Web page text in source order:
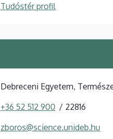
Tudóstér profil
Debreceni Egyetem,
+36 52 512 900 22816
zboros@science.unideb.hu